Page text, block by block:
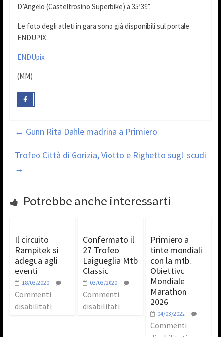
D’Angelo (Casteltrosino Superbike) a 35’39”.
Le foto degli atleti in gara sono già disponibili sul portale
ENDUPIX:
ENDUpix
(MM)
← Gunn Rita Dahle madrina a Primiero
Trofeo Città di Gorizia, Viotto e Righetto sugli scudi
→
Potrebbe anche interessarti
Il circuito
Rampitek si
adegua agli
eventi
18/03/2020
Commenti
disabilitati
Confermato il
27 Trofeo
Laigueglia Mtb
Classic
03/03/2020
Commenti
disabilitati
Primiero a
tinte mondiali
con la mtb.
Obiettivo
Mondiale
Marathon
2026
04/03/2022
Commenti